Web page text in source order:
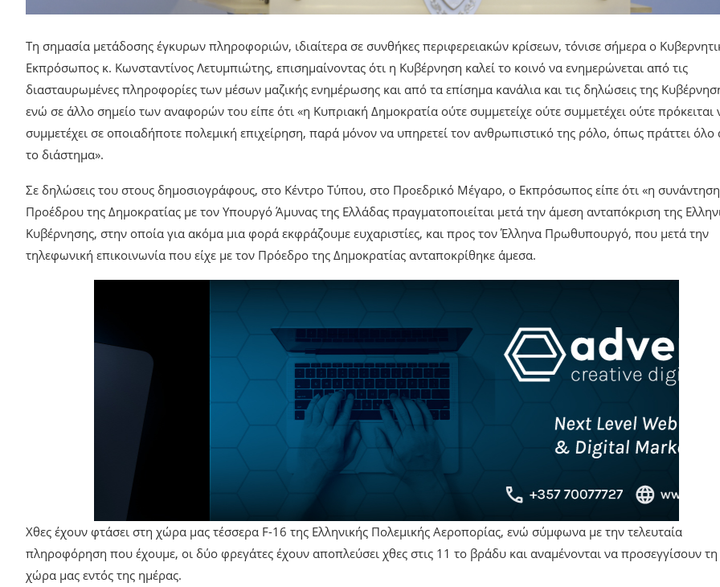
Τη σημασία μετάδοσης έγκυρων πληροφοριών, ιδιαίτερα σε συνθήκες περιφερειακών κρίσεων, τόνισε σήμερα ο
Εκπρόσωπος κ. Κωνσταντίνος Λετυμπιώτης, επισημαίνοντας ότι η Κυβέρνηση καλεί το κοινό να ενημερώνεται από τις
διασταυρωμένες πληροφορίες των μέσων μαζικής ενημέρωσης και από τα επίσημα κανάλια και τις δηλώσεις της
ενώ σε άλλο σημείο των αναφορών του είπε ότι «η Κυπριακή Δημοκρατία ούτε συμμετείχε ούτε συμμετέχει ούτε πρόκειται
συμμετέχει σε οποιαδήποτε πολεμική επιχείρηση, παρά μόνον να υπηρετεί τον ανθρωπιστικό της ρόλο, όπως πράττει όλο
το διάστημα».
Σε δηλώσεις του στους δημοσιογράφους, στο Κέντρο Τύπου, στο Προεδρικό Μέγαρο, ο Εκπρόσωπος είπε ότι «η
Προέδρου της Δημοκρατίας με τον Υπουργό Άμυνας της Ελλάδας πραγματοποιείται μετά την άμεση ανταπόκριση της
Κυβέρνησης, στην οποία για ακόμα μια φορά εκφράζουμε ευχαριστίες, και προς τον Έλληνα Πρωθυπουργό, που μετά την
τηλεφωνική επικοινωνία που είχε με τον Πρόεδρο της Δημοκρατίας ανταποκρίθηκε άμεσα.
Χθες έχουν φτάσει στη χώρα μας τέσσερα F-16 της Ελληνικής Πολεμικής Αεροπορίας, ενώ σύμφωνα με την τελευταία
πληροφόρηση που έχουμε, οι δύο φρεγάτες έχουν αποπλεύσει χθες στις 11 το βράδυ και αναμένονται να προσεγγίσουν τη
χώρα μας εντός της ημέρας.